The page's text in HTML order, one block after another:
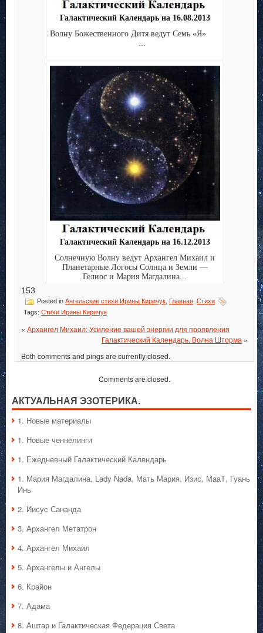
Галактический Календарь на 16.08.2013
Волну Божественного Дитя ведут Семь «Я»
Галактический Календарь на 16.12.2013
Солнечную Волну ведут Архангел Михаил и
Планетарные Логосы Солнца и Земли —
Гелиос и Мария Магдалина...
153
Posted in Ангельские стихи Ирины Киричук Главная Стихи
Tags: Стихи Ирины Киричук
« Архангел Михаил: Усиление вашей энергии для проявления
Галактический Календарь. Волна Шторма »
Both comments and pings are currently closed.
Comments are closed.
АКТУАЛЬНАЯ ЭЗОТЕРИКА.
1. Hовые материалы
1. Hовые ченнелинги
1. Ежедневный Галактический Календарь
1. Мария Магдалина, Lady Nada, Мать Мария, Изис, МааТ, Гуань
Инь
2. Иисус Сананда
3. Архангел Метатрон
4. Архангел Михаил
5. Архангелы и Ангелы
6. Крайон
7. Адама
8. Аштар и Галактическая Федерация Света